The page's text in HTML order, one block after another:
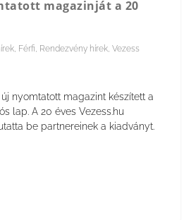
magazinját a 20
, Férfi, Rendezvény hírek,Vezess
nyomtatott magazint készített a
lap. A 20 éves Vezess.hu
be partnereinek a kiadványt.